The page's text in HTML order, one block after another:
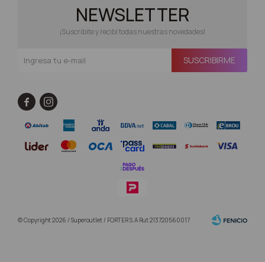
NEWSLETTER
¡Suscribite y recibí todas nuestras novedades!
SUSCRIBIRME
 
© Copyright 2026 / Superoutlet / FORTER S.A Rut 213720560017